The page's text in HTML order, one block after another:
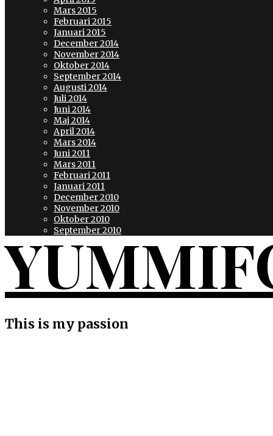
Mars 2015
Februari 2015
Januari 2015
December 2014
November 2014
Oktober 2014
September 2014
Augusti 2014
Juli 2014
Juni 2014
Maj 2014
April 2014
Mars 2014
Juni 2011
Mars 2011
Februari 2011
Januari 2011
December 2010
November 2010
Oktober 2010
September 2010
This is my passion